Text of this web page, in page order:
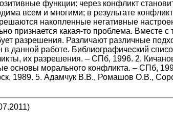
функции: через конфликт
всем и многими; в результате
накопленные негативные
признается какая-то проблема. Вместе с
разрешения. Различают различные
в данной работе. Библиографический
их разрешения. – СПб, 1996. 2.
основы морального конфликта. – СПб,
1989. 5. Адамчук В.В., Ромашов О.В.,